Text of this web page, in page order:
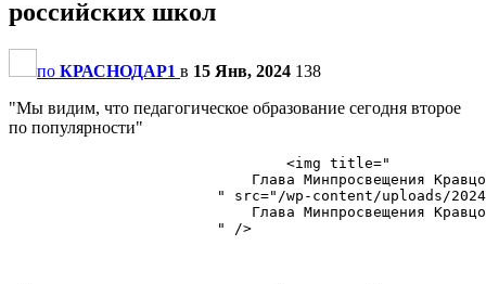
российских школ
по КРАСНОДАР1 в 15 Янв, 2024 138
"Мы видим, что педагогическое образование сегодня второе
по популярности"
                                <img title="
Глава Минпросвещения
" src="/wp-content/uploads/
Глава Минпросвещения
                        " />